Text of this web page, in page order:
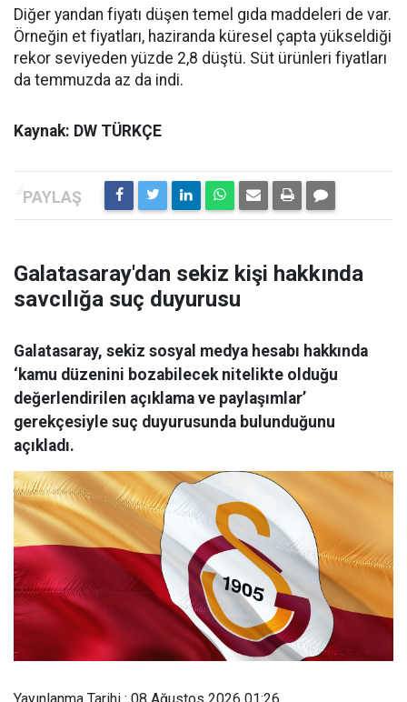
Diğer yandan fiyatı düşen temel gıda maddeleri de var.
Örneğin et fiyatları, haziranda küresel çapta yükseldiği
rekor seviyeden yüzde 2,8 düştü. Süt ürünleri fiyatları
da temmuzda az da indi.
Kaynak: DW TÜRKÇE
Galatasaray'dan sekiz kişi hakkında
savcılığa suç duyurusu
Galatasaray, sekiz sosyal medya hesabı hakkında
‘kamu düzenini bozabilecek nitelikte olduğu
değerlendirilen açıklama ve paylaşımlar’
gerekçesiyle suç duyurusunda bulunduğunu
açıkladı.